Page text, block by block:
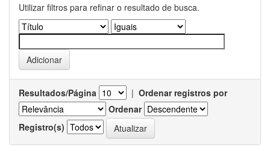
Utilizar filtros para refinar o resultado de busca.
Resultados/Página | Ordenar registros por
Ordenar
Registro(s)